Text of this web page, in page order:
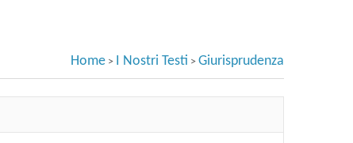
Home > I Nostri Testi > Giurisprudenza